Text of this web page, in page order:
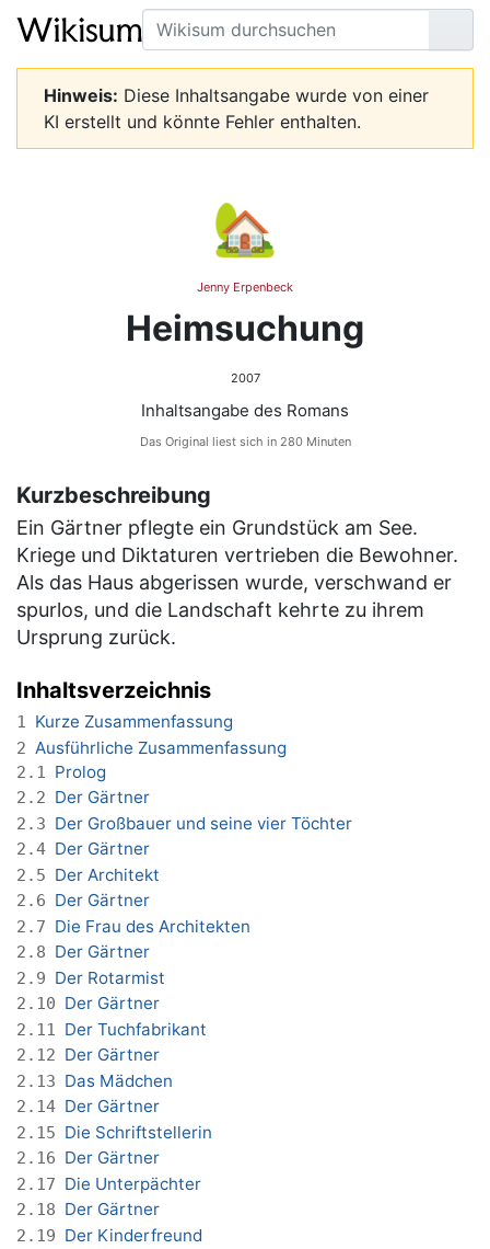
Suche
Seite
Hinweis: Diese Inhaltsangabe wurde von einer
KI erstellt und könnte Fehler enthalten.
🏡
Jenny Erpenbeck
Heimsuchung
2007
Inhaltsangabe des Romans
Das Original liest sich in 280 Minuten
Kurzbeschreibung
Ein Gärtner pflegte ein Grundstück am See.
Kriege und Diktaturen vertrieben die Bewohner.
Als das Haus abgerissen wurde, verschwand er
spurlos, und die Landschaft kehrte zu ihrem
Ursprung zurück.
Inhaltsverzeichnis
1 Kurze Zusammenfassung
2 Ausführliche Zusammenfassung
2.1 Prolog
2.2 Der Gärtner
2.3 Der Großbauer und seine vier Töchter
2.4 Der Gärtner
2.5 Der Architekt
2.6 Der Gärtner
2.7 Die Frau des Architekten
2.8 Der Gärtner
2.9 Der Rotarmist
2.10 Der Gärtner
2.11 Der Tuchfabrikant
2.12 Der Gärtner
2.13 Das Mädchen
2.14 Der Gärtner
2.15 Die Schriftstellerin
2.16 Der Gärtner
2.17 Die Unterpächter
2.18 Der Gärtner
2.19 Der Kinderfreund